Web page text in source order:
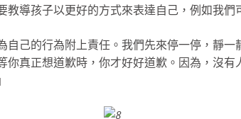
導孩子以更好的方式來表達自己，例如我們
自己的行為附上責任。我們先來停一停，靜
你真正想道歉時，你才好好道歉。因為，沒有